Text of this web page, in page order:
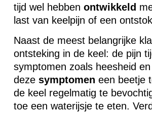
tijd wel hebben ontwikkeld
last van keelpijn of een
Naast de meest belangrijke
ontsteking in de keel: de pijn
symptomen zoals heesheid
deze symptomen een beetje
de keel regelmatig te
toe een waterijsje te eten.